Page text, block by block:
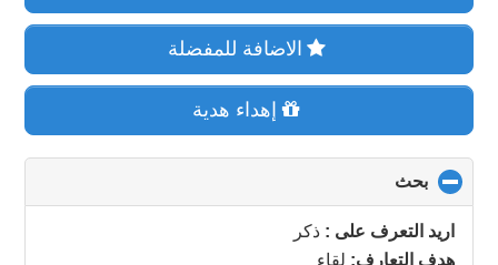
الاضافة للمفضلة
إهداء هدية
بحث
to
collapse
contents
اريد التعرف على :ذكر
هدف التعارف: لقاء